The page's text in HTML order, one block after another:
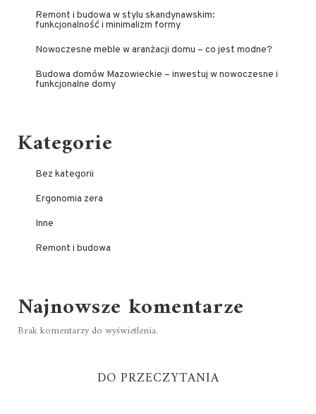
Remont i budowa w stylu skandynawskim:
funkcjonalność i minimalizm formy
Nowoczesne meble w aranżacji domu – co jest modne?
Budowa domów Mazowieckie – inwestuj w nowoczesne i
funkcjonalne domy
Kategorie
Bez kategorii
Ergonomia zera
Inne
Remont i budowa
Najnowsze komentarze
Brak komentarzy do wyświetlenia.
DO PRZECZYTANIA